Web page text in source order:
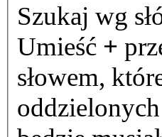
Szukaj wg
Umieść +
słowem,
oddzielonych